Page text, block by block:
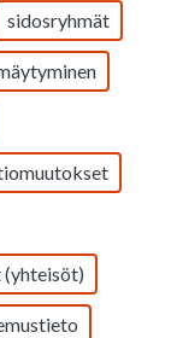
sidosryhmät